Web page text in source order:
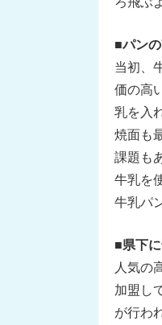
■パン
当初、
価の高
乳を入
焼面も
課題も
牛乳を
牛乳パ
■県下
人気の
加盟し
が行わ